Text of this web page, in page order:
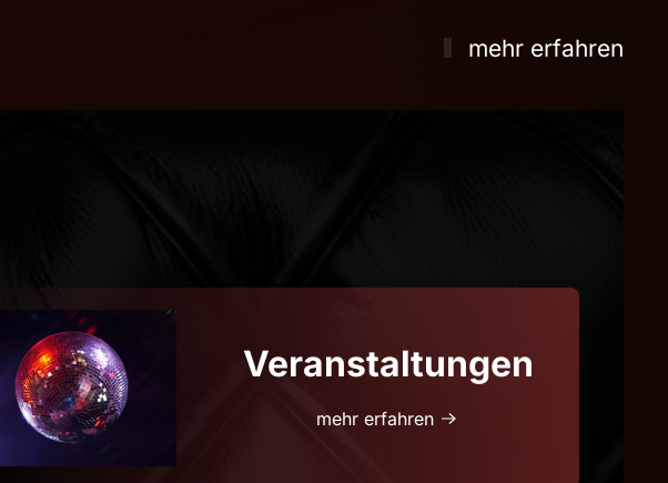
mehr erfahren
Veranstaltungen
mehr erfahren